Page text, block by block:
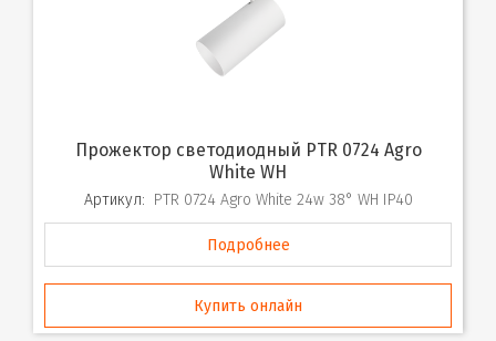
Прожектор светодиодный PTR 0724 Agro
White WH
Артикул: PTR 0724 Agro White 24w 38° WH IP40
Подробнее
Купить онлайн